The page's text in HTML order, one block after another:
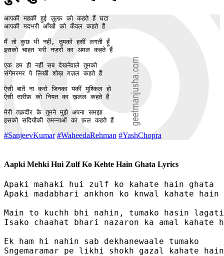
आपकी महकी हुई ज़ुल्फ़ को कहते हैं घटा
आपकी मदभरी आँखों को कँवल कहते हैं
मैं तो कुछ भी नहीं, तुमको हसीं लगती हूँ
इसको चाहत भरी नज़रों का अमल कहते हैं
एक हम ही नहीं सब देखनेवाले तुमको
संगेमरमर पे लिखी शोख़ ग़ज़ल कहते हैं
ऐसी बातें ना करो जिनका यकीं मुश्किल हो
ऐसी तारीफ़ को नियत का ख़लल कहते हैं
मेरी तक़दीर के तुमने मुझे अपना समझा
इसको सदियोंकी तमन्नाओं का फ़ल कहते हैं
#SanjeevKumar #WaheedaRehman #YashChopra
Aapki Mehki Hui Zulf Ko Kehte Hain Ghata Lyrics
Apaki mahaki hui zulf ko kahate hain ghata
Apaki madabhari ankhon ko knwal kahate hain
Main to kuchh bhi nahin, tumako hasin
Isako chaahat bhari nazaron ka amal kahate
Ek ham hi nahin sab dekhanewaale tumako
Sngemaramar pe likhi shokh gazal kahate